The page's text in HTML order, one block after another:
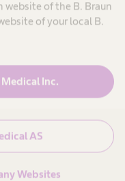
website of the B. Braun
of your local B.
Inc.
AS
Websites
globalt selskap
til